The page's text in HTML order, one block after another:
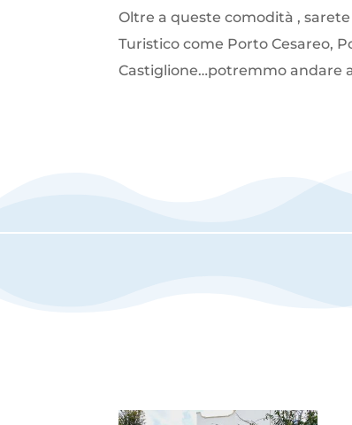
Oltre a queste comodità ,
Turistico come Porto Cesareo,
Castiglione…potremmo andare